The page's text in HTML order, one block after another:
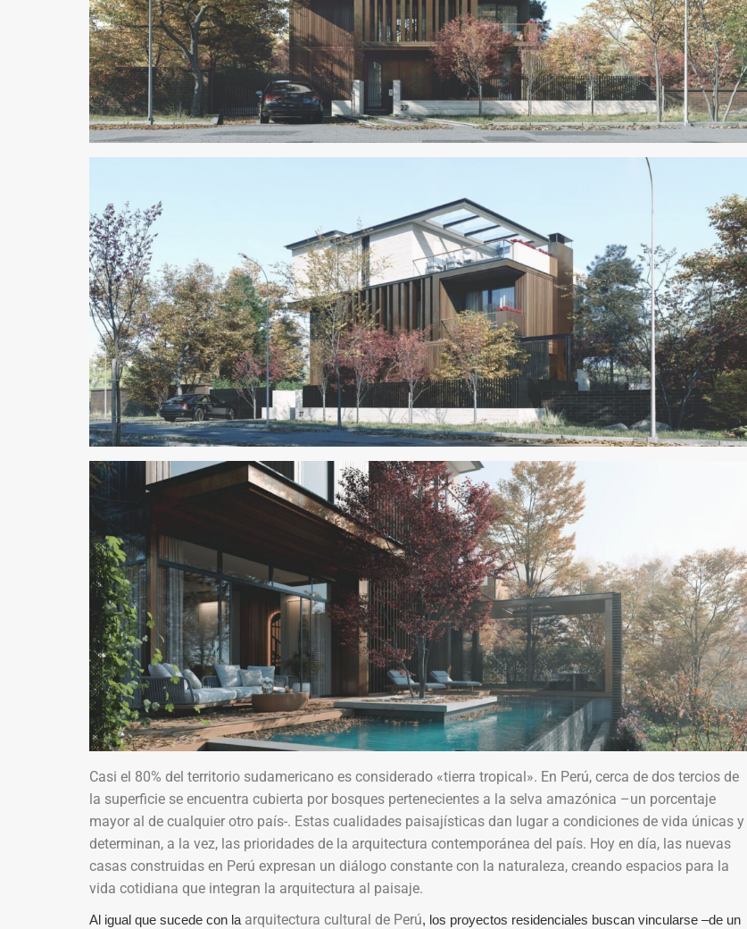
Casi el 80% del territorio sudamericano es considerado «tierra tropical». En Perú, cerca de dos tercios de
la superficie se encuentra cubierta por bosques pertenecientes a la selva amazónica –un porcentaje
mayor al de cualquier otro país-. Estas cualidades paisajísticas dan lugar a condiciones de vida únicas y
determinan, a la vez, las prioridades de la arquitectura contemporánea del país. Hoy en día, las nuevas
casas construidas en Perú expresan un diálogo constante con la naturaleza, creando espacios para la
vida cotidiana que integran la arquitectura al paisaje.
Al igual que sucede con la arquitectura cultural de Perú, los proyectos residenciales buscan vincularse –de un